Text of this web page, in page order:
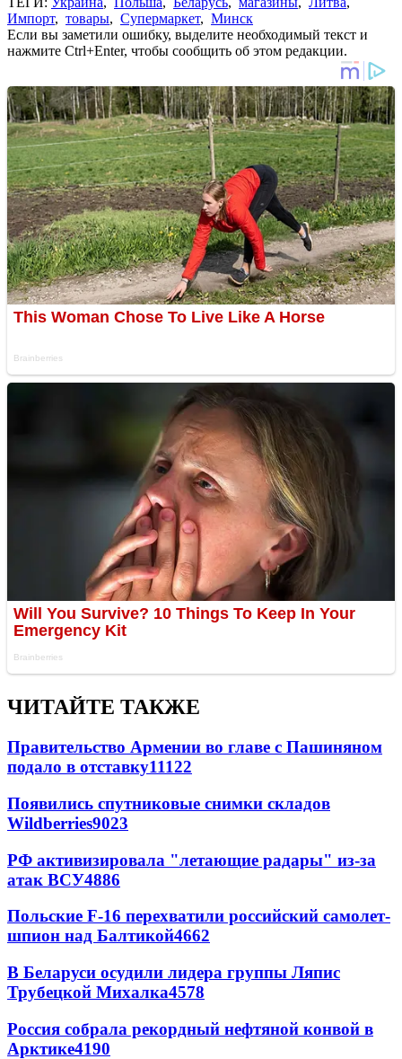
Импорт, товары, Супермаркет, Минск
Если вы заметили ошибку, выделите необходимый текст и
нажмите Ctrl+Enter, чтобы сообщить об этом редакции.
ЧИТАЙТЕ ТАКЖЕ
Правительство Армении во главе с Пашиняном
подало в отставку11122
Появились спутниковые снимки складов
Wildberries9023
РФ активизировала "летающие радары" из-за
атак ВСУ4886
Польские F-16 перехватили российский самолет-
шпион над Балтикой4662
В Беларуси осудили лидера группы Ляпис
Трубецкой Михалка4578
Россия собрала рекордный нефтяной конвой в
Арктике4190